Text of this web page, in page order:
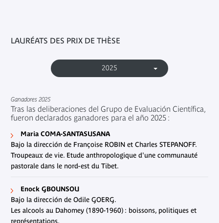
LAURÉATS DES PRIX DE THÈSE
2025
Ganadores 2025
Tras las deliberaciones del Grupo de Evaluación Científica,
fueron declarados ganadores para el año 2025 :
Maria COMA-SANTASUSANA
Bajo la dirección de Françoise ROBIN et Charles STEPANOFF.
Troupeaux de vie. Etude anthropologique d'une communauté
pastorale dans le nord-est du Tibet.
Enock GBOUNSOU
Bajo la dirección de Odile GOERG.
Les alcools au Dahomey (1890-1960) : boissons, politiques et
représentations.